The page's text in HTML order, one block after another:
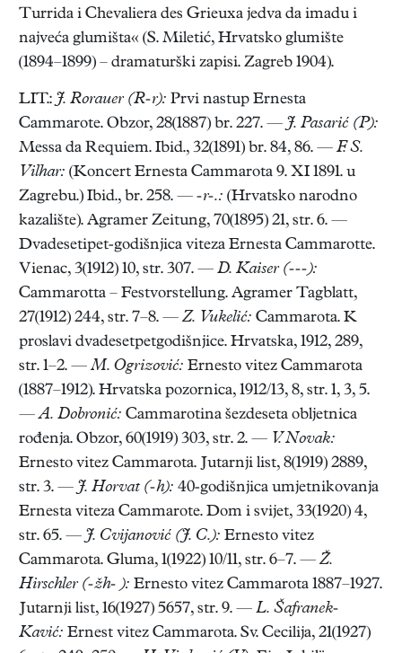
Turrida i Chevaliera des Grieuxa jedva da imadu i
najveća glumišta« (S. Miletić, Hrvatsko glumište
(1894–1899) – dramaturški zapisi. Zagreb 1904).
LIT.: J. Rorauer (R-r): Prvi nastup Ernesta
Cammarote. Obzor, 28(1887) br. 227. — J. Pasarić (P):
Messa da Requiem. Ibid., 32(1891) br. 84, 86. — F. S.
Vilhar: (Koncert Ernesta Cammarota 9. XI 1891. u
Zagrebu.) Ibid., br. 258. — -r-.: (Hrvatsko narodno
kazalište). Agramer Zeitung, 70(1895) 21, str. 6. —
Dvadesetipet-godišnjica viteza Ernesta Cammarotte.
Vienac, 3(1912) 10, str. 307. — D. Kaiser (---):
Cammarotta – Festvorstellung. Agramer Tagblatt,
27(1912) 244, str. 7–8. — Z. Vukelić: Cammarota. K
proslavi dvadesetpetgodišnjice. Hrvatska, 1912, 289,
str. 1–2. —M. Ogrizović: Ernesto vitez Cammarota
(1887–1912). Hrvatska pozornica, 1912/13, 8, str. 1, 3, 5.
—A. Dobronić: Cammarotina šezdeseta obljetnica
rođenja. Obzor, 60(1919) 303, str. 2. — V. Novak:
Ernesto vitez Cammarota. Jutarnji list, 8(1919) 2889,
str. 3. — J. Horvat (-h): 40-godišnjica umjetnikovanja
Ernesta viteza Cammarote. Dom i svijet, 33(1920) 4,
str. 65. — J. Cvijanović (J. C.): Ernesto vitez
Cammarota. Gluma, 1(1922) 10/11, str. 6–7. — Ž.
Hirschler (-žh- ): Ernesto vitez Cammarota 1887–1927.
Jutarnji list, 16(1927) 5657, str. 9. — L. Šafranek-
Kavić: Ernest vitez Cammarota. Sv. Cecilija, 21(1927)